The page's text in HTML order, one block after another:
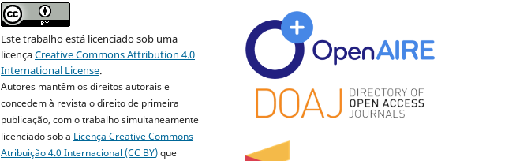
Este trabalho está licenciado sob uma
licençaCreative Commons Attribution 4.0
International License.
Autores mantêm os direitos autorais e
concedem à revista o direito de primeira
publicação, com o trabalho simultaneamente
licenciado sob a Licença Creative Commons
Atribuição 4.0 Internacional (CC BY)que